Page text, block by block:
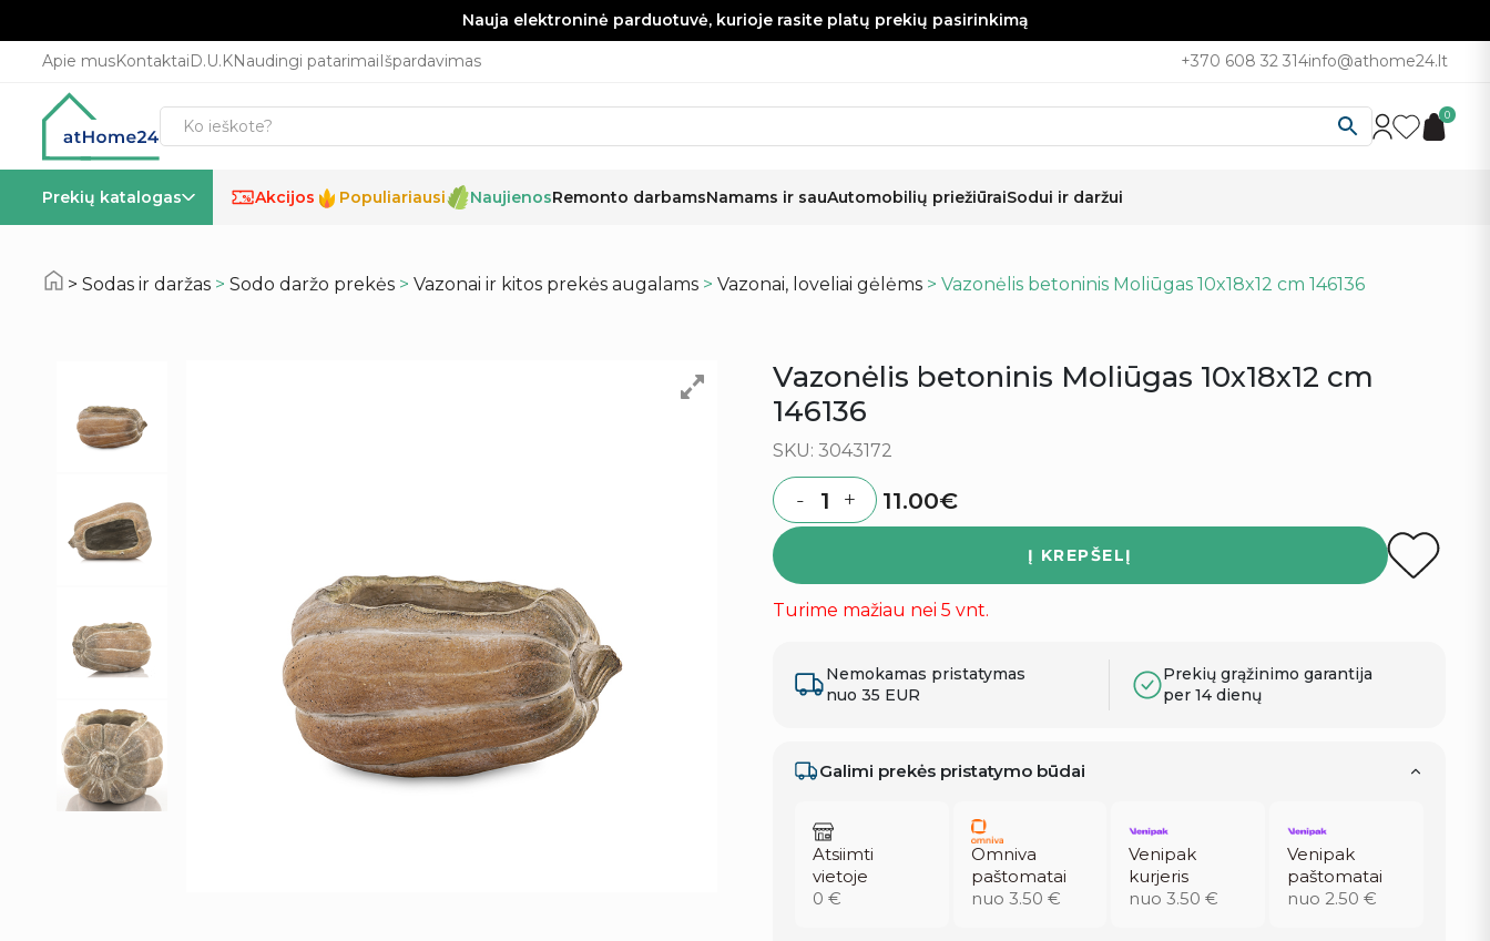
Nauja elektroninė parduotuvė, kurioje rasite platų prekių pasirinkimą
Apie musKontaktaiD.U.KNaudingi patarimaiIšpardavimas +370 608 32 314info@athome24.lt
0
Prekių katalogas % Akcijos Populiariausi NaujienosRemonto darbamsNamams ir sauAutomobilių priežiūraiSodui ir daržui
Sodas ir daržas >Sodo daržo prekės >Vazonai ir kitos prekės augalams >Vazonai, loveliai gėlėms > Vazonėlis betoninis Moliūgas 10x18x12 cm 146136
Vazonėlis betoninis Moliūgas 10x18x12 cm
146136
SKU: 3043172
Quantity
- + 11.00€
Į KREPŠELĮ
Turime mažiau nei 5 vnt.
Nemokamas pristatymas
nuo 35 EUR
Prekių grąžinimo garantija
per 14 dienų
Galimi prekės pristatymo būdai
Atsiimti
vietoje
0 €
Omniva
paštomatai
nuo 3.50 €
Venipak
kurjeris
nuo 3.50 €
Venipak
paštomatai
nuo 2.50 €